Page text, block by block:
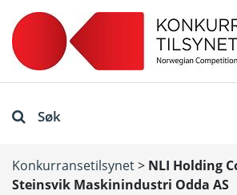
Søk
Konkurransetilsynet> NLI Holding
Steinsvik Maskinindustri Odda AS